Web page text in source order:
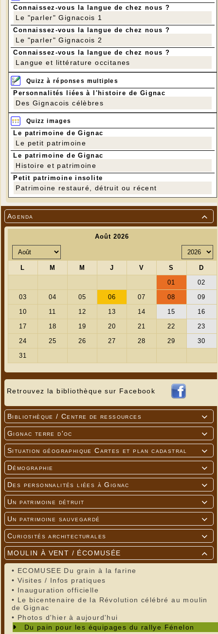

Agenda
Retrouvez la bibliothèque sur Facebook

Bibliothèque / Centre de ressources

Gignac terre d'oc

Situation géographique Cartes et plan cadastral

Démographie

Des personnalités liées à Gignac

Un patrimoine détruit

Un patrimoine sauvegardé

Curiosités architecturales

MOULIN À VENT / ÉCOMUSÉE
• ECOMUSEE Du grain à la farine
• Visites / Infos pratiques
• Inauguration officielle
• Le bicentenaire de la Révolution célébré au moulin
de Gignac
• Photos d'hier à aujourd'hui
Du pain pour les équipages du rallye Fénelon
Connaissez-vous la langue de chez nous ?
Le "parler" Gignacois 1
Connaissez-vous la langue de chez nous ?
Le "parler" Gignacois 2
Connaissez-vous la langue de chez nous ?
Langue et littérature occitanes
Quizz à réponses multiples
Personnalités liées à l'histoire de Gignac
Des Gignacois célèbres
Quizz images
Le patrimoine de Gignac
Le petit patrimoine
Le patrimoine de Gignac
Histoire et patrimoine
Petit patrimoine insolite
Patrimoine restauré, détruit ou récent